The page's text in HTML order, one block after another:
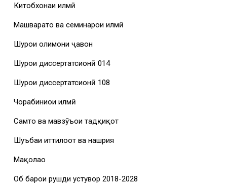
Китобхонаи илмӣ
Машваратҳо ва семинарҳои илмӣ
Шурои олимони ҷавон
Шурои диссертатсионӣ 014
Шурои диссертатсионӣ 108
Чорабиниҳои илмӣ
Самтҳо ва мавзӯъҳои тадқиқот
Шуъбаи иттилоот ва нашрия
Мақолаҳо
Об барои рушди устувор 2018-2028